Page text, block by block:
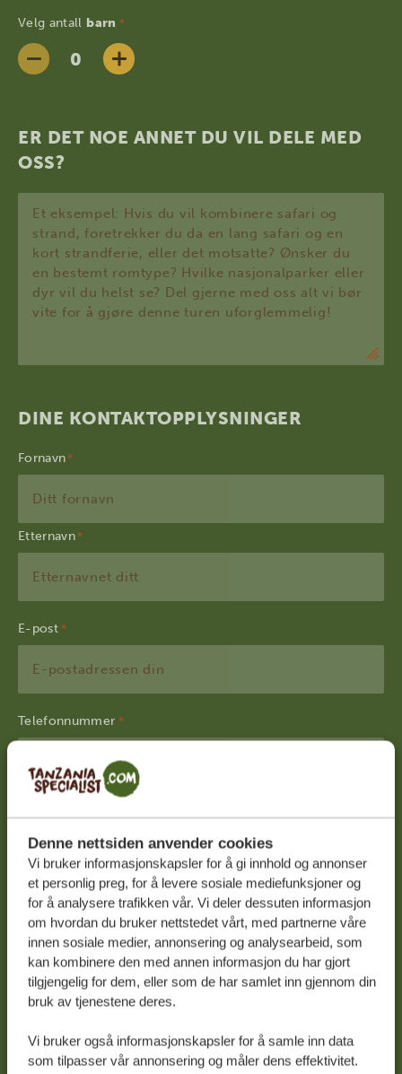
Denne nettsiden anvender cookies
Vi bruker informasjonskapsler for å gi innhold og annonser
et personlig preg, for å levere sosiale mediefunksjoner og
for å analysere trafikken vår. Vi deler dessuten informasjon
om hvordan du bruker nettstedet vårt, med partnerne våre
innen sosiale medier, annonsering og analysearbeid, som
kan kombinere den med annen informasjon du har gjort
tilgjengelig for dem, eller som de har samlet inn gjennom din
bruk av tjenestene deres.
Vi bruker også informasjonskapsler for å samle inn data
som tilpasser vår annonsering og måler dens effektivitet.
Velg antall barn *
ER DET NOE ANNET DU VIL DELE MED
OSS?
DINE KONTAKTOPPLYSNINGER
Fornavn
Etternavn
E-post *
Telefonnummer *
Norge
+47
Norge
Jeg ønsker å melde meg på nyhetsbrevet for å
få nyheter og inspirasjon til å planlegge min
neste fantastiske ferie.